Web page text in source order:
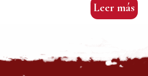
Leer más